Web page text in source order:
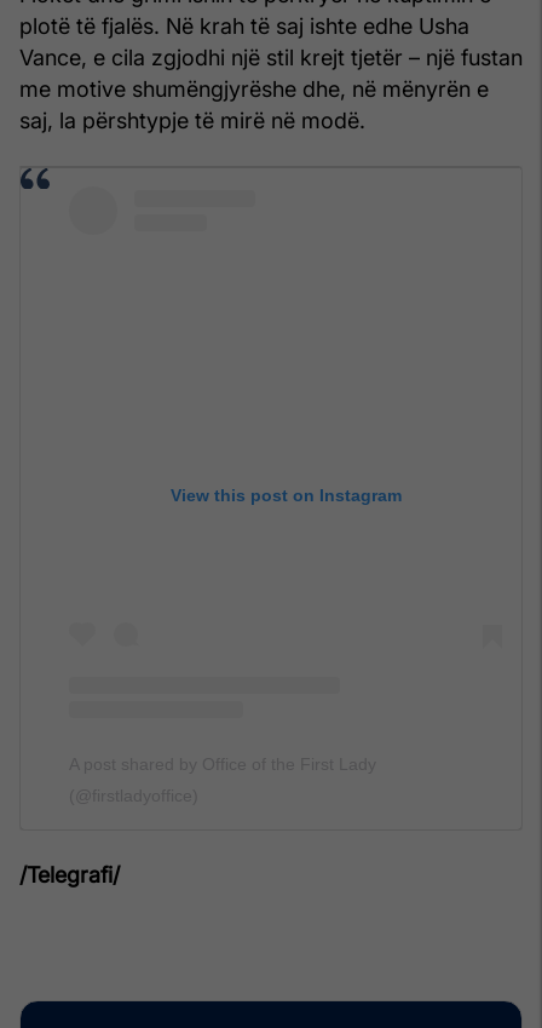
plotë të fjalës. Në krah të saj ishte edhe Usha
Vance, e cila zgjodhi një stil krejt tjetër – një fustan
me motive shumëngjyrëshe dhe, në mënyrën e
saj, la përshtypje të mirë në modë.
View this post on Instagram
/Telegrafi/